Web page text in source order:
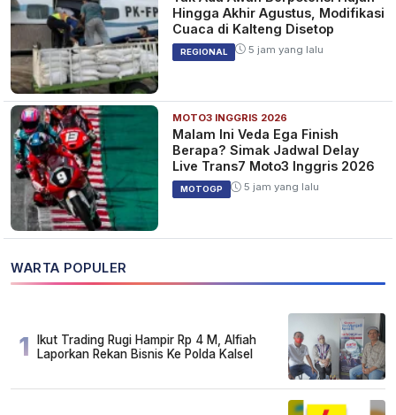
Hingga Akhir Agustus, Modifikasi
Cuaca di Kalteng Disetop
REGIONAL 5 jam yang lalu
MOTO3 INGGRIS 2026
Malam Ini Veda Ega Finish
Berapa? Simak Jadwal Delay
Live Trans7 Moto3 Inggris 2026
MOTOGP 5 jam yang lalu
WARTA POPULER
1
Ikut Trading Rugi Hampir Rp 4 M, Alfiah
Laporkan Rekan Bisnis Ke Polda Kalsel